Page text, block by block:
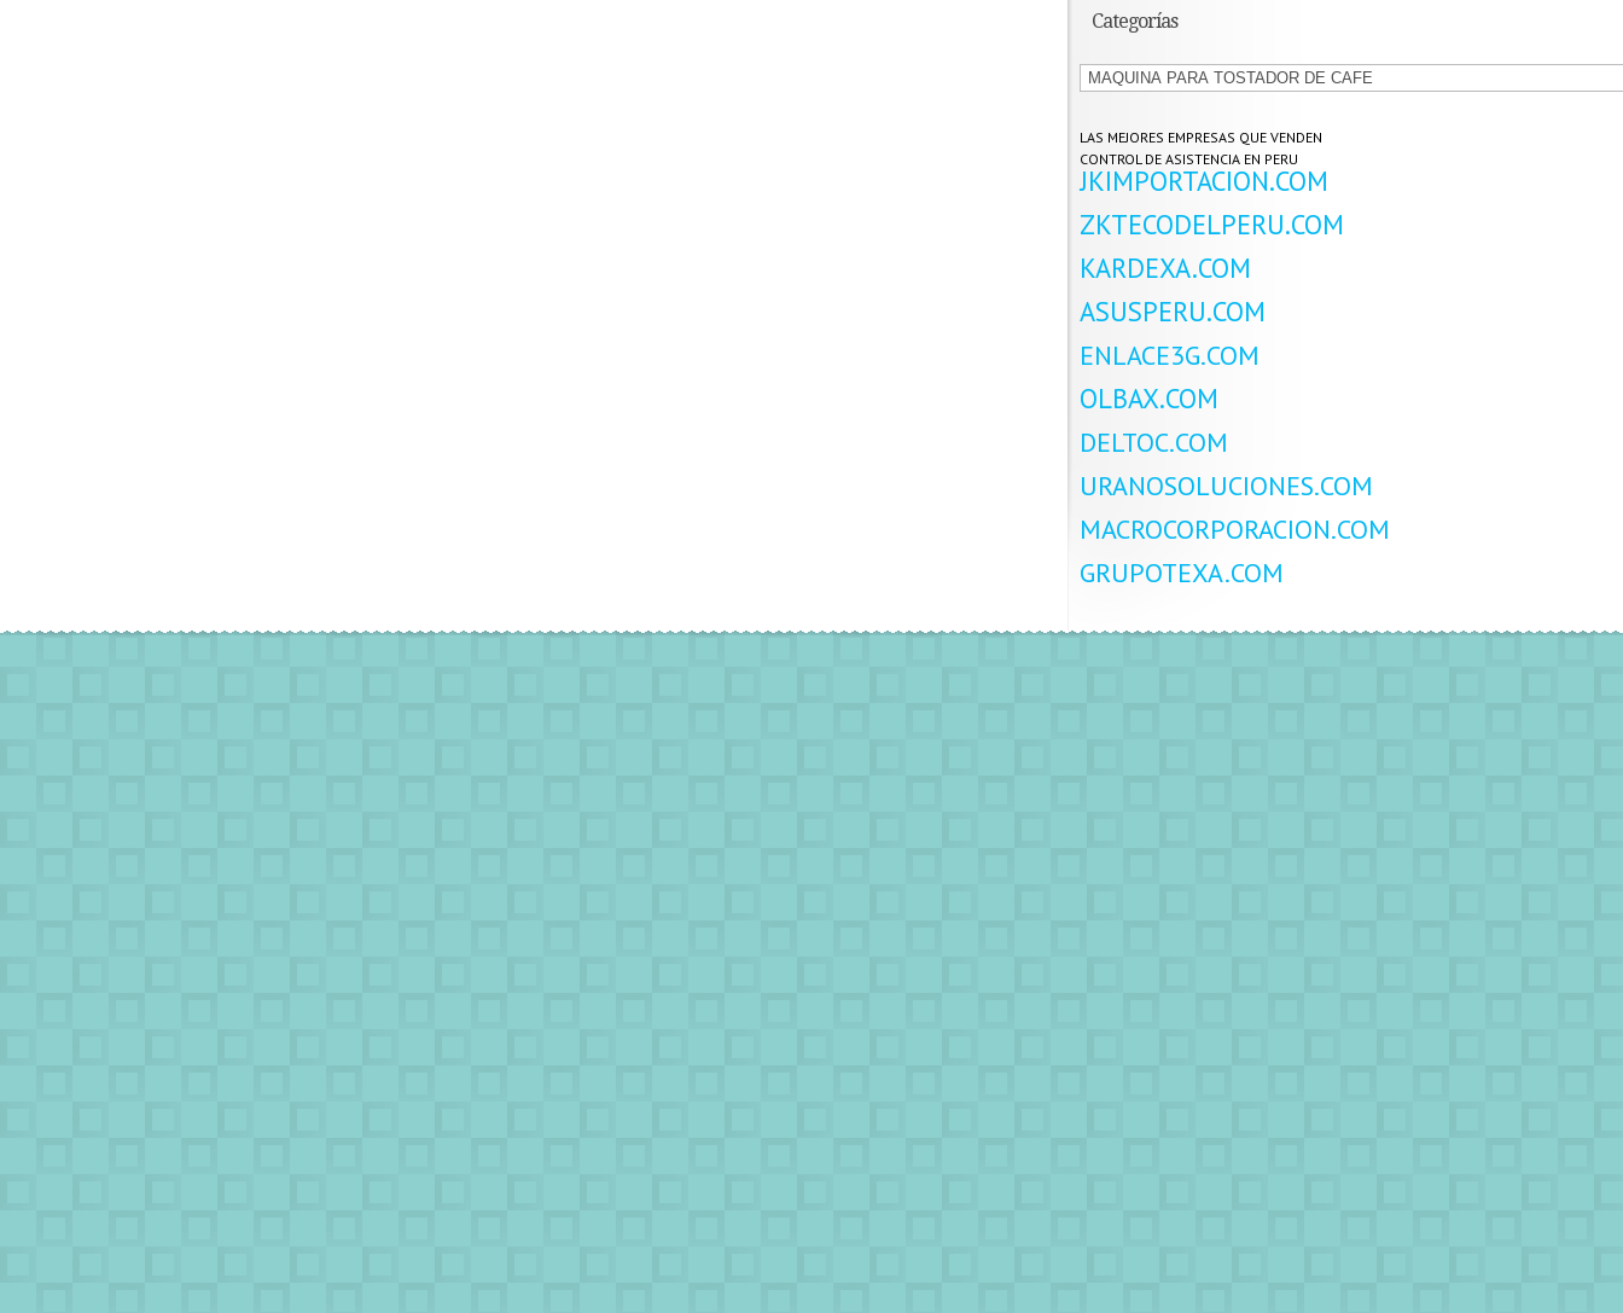
Categorías
Categorías
LAS MEJORES EMPRESAS QUE VENDEN
CONTROL DE ASISTENCIA EN PERU
JKIMPORTACION.COM
ZKTECODELPERU.COM
KARDEXA.COM
ASUSPERU.COM
ENLACE3G.COM
OLBAX.COM
DELTOC.COM
URANOSOLUCIONES.COM
MACROCORPORACION.COM
GRUPOTEXA.COM